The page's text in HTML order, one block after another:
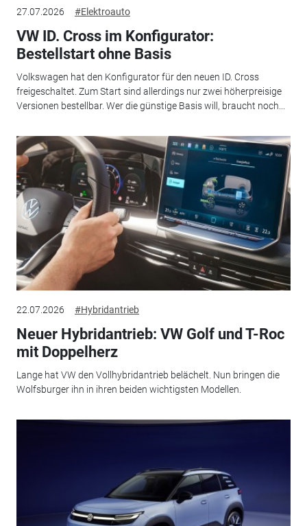
27.07.2026 #Elektroauto
VW ID. Cross im Konfigurator:
Bestellstart ohne Basis
Volkswagen hat den Konfigurator für den neuen ID. Cross
freigeschaltet. Zum Start sind allerdings nur zwei höherpreisige
Versionen bestellbar. Wer die günstige Basis will, braucht noch...
22.07.2026 #Hybridantrieb
Neuer Hybridantrieb: VW Golf und T-Roc
mit Doppelherz
Lange hat VW den Vollhybridantrieb belächelt. Nun bringen die
Wolfsburger ihn in ihren beiden wichtigsten Modellen.